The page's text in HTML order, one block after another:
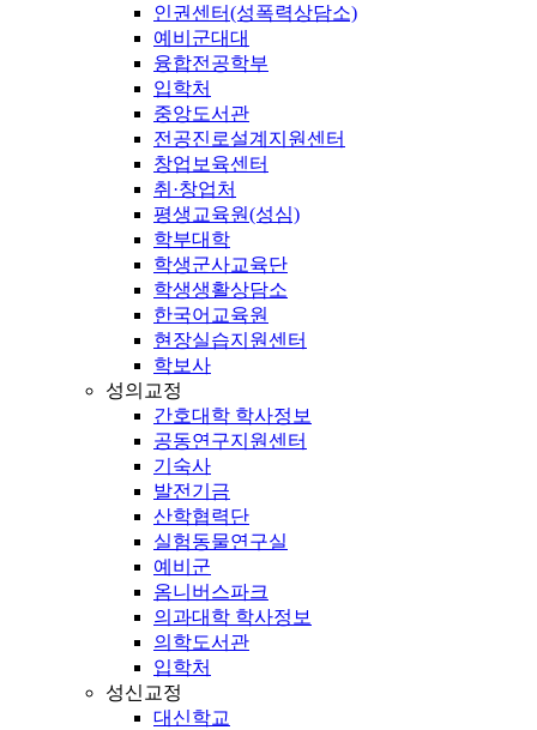
인권센터(성폭력상담소)
예비군대대
융합전공학부
입학처
중앙도서관
전공진로설계지원센터
창업보육센터
취·창업처
평생교육원(성심)
학부대학
학생군사교육단
학생생활상담소
한국어교육원
현장실습지원센터
학보사
성의교정
간호대학 학사정보
공동연구지원센터
기숙사
발전기금
산학협력단
실험동물연구실
예비군
옴니버스파크
의과대학 학사정보
의학도서관
입학처
성신교정
대신학교